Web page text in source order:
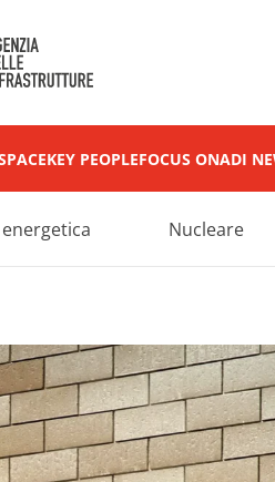
KEY PEOPLEFOCUS ONADI
Nucleare